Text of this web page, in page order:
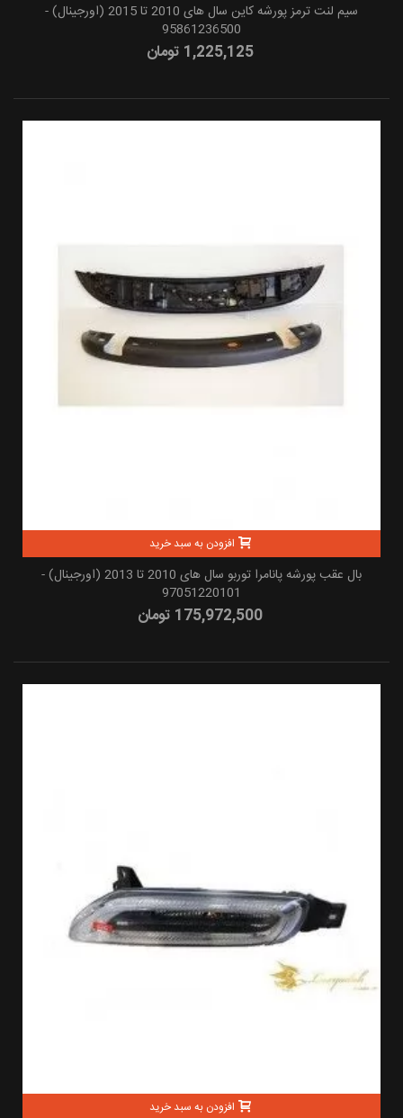
سیم لنت ترمز پورشه کاین سال های 2010 تا 2015 (اورجینال) -
95861236500
1,225,125 تومان
افزودن به سبد خرید
بال عقب پورشه پانامرا توربو سال های 2010 تا 2013 (اورجینال) -
97051220101
175,972,500 تومان
افزودن به سبد خرید